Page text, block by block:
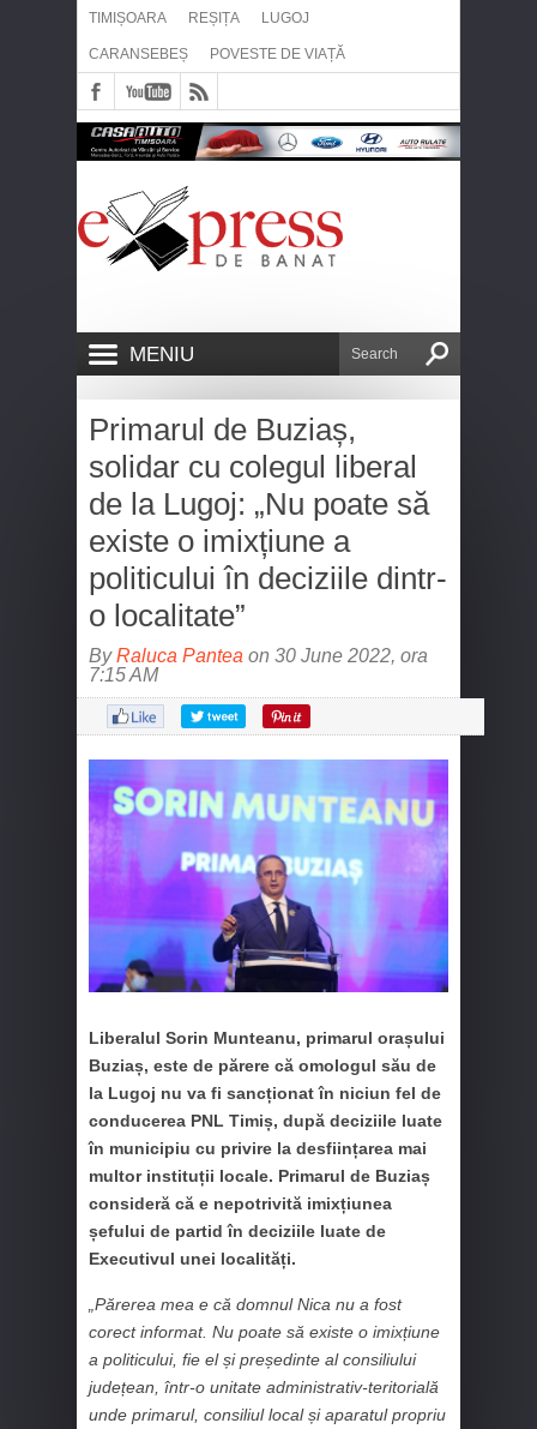
TIMIȘOARA REȘIȚA LUGOJ
CARANSEBEȘ POVESTE DE VIAȚĂ
MENIU
Primarul de Buziaș,
solidar cu colegul liberal
de la Lugoj: „Nu poate să
existe o imixțiune a
politicului în deciziile dintr-
o localitate”
ByRaluca Pantea on 30 June 2022, ora
7:15 AM
Liberalul Sorin Munteanu, primarul orașului
Buziaș, este de părere că omologul său de
la Lugoj nu va fi sancționat în niciun fel de
conducerea PNL Timiș, după deciziile luate
în municipiu cu privire la desființarea mai
multor instituții locale. Primarul de Buziaș
consideră că e nepotrivită imixțiunea
șefului de partid în deciziile luate de
Executivul unei localități.
„Părerea mea e că domnul Nica nu a fost
corect informat. Nu poate să existe o imixțiune
a politicului, fie el și președinte al consiliului
județean, într-o unitate administrativ-teritorială
unde primarul, consiliul local și aparatul propriu